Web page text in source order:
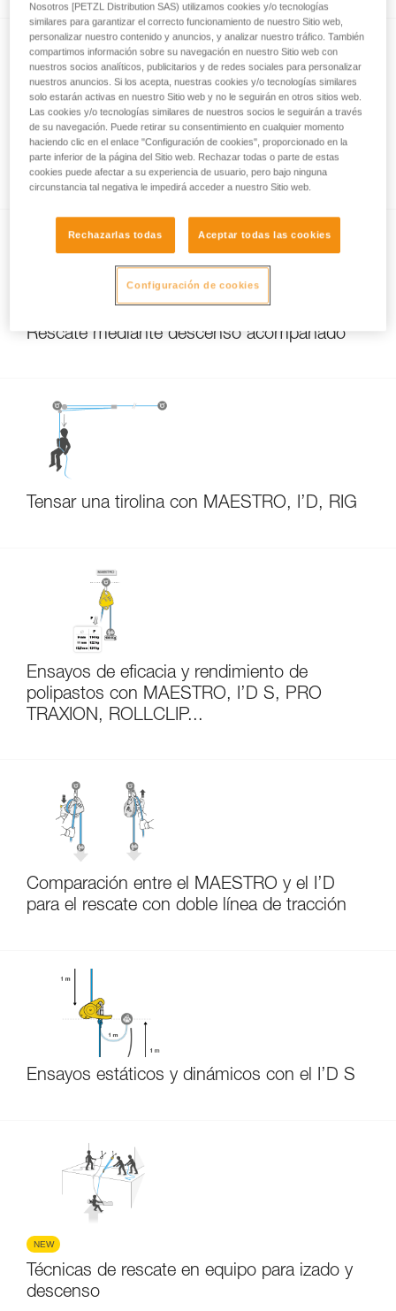
Descenso con aparato en el anclaje de 150 a
250 kg con el I’D S e I’D EVAC
Rescate mediante descenso acompañado
Tensar una tirolina con MAESTRO, I’D, RIG
Ensayos de eficacia y rendimiento de
polipastos con MAESTRO, I’D S, PRO
TRAXION, ROLLCLIP...
Comparación entre el MAESTRO y el I’D
para el rescate con doble línea de tracción
Ensayos estáticos y dinámicos con el I’D S
NEW
Técnicas de rescate en equipo para izado y
descenso
Nosotros [PETZL Distribution SAS) utilizamos cookies y/o tecnologías
similares para garantizar el correcto funcionamiento de nuestro Sitio web,
personalizar nuestro contenido y anuncios, y analizar nuestro tráfico. También
compartimos información sobre su navegación en nuestro Sitio web con
nuestros socios analíticos, publicitarios y de redes sociales para personalizar
nuestros anuncios. Si los acepta, nuestras cookies y/o tecnologías similares
solo estarán activas en nuestro Sitio web y no le seguirán en otros sitios web.
Las cookies y/o tecnologías similares de nuestros socios le seguirán a través
de su navegación. Puede retirar su consentimiento en cualquier momento
haciendo clic en el enlace "Configuración de cookies", proporcionado en la
parte inferior de la página del Sitio web. Rechazar todas o parte de estas
cookies puede afectar a su experiencia de usuario, pero bajo ninguna
circunstancia tal negativa le impedirá acceder a nuestro Sitio web.
Rechazarlas todas Aceptar todas las cookies
Configuración de cookies